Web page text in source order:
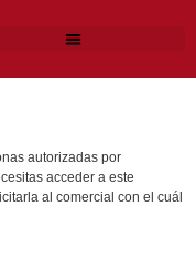
autorizadas por
acceder a este
al comercial con el cuál